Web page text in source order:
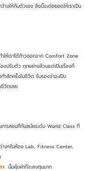
างให้กับตัวเอง สิ่งนี้จะต่อยอดให้เราเป็น
ำให้เราได้ก้าวออกจาก Comfort Zone
องปรับตัว ทุกอย่างล้วนแต่เป็นเรื่องที่
ำสักครั้งในชีวิต รับรองว่าจะเป็น
วิตเลย
ารสอนที่ทันสมัยระดับ World Class ที่
งๆในห้อง Lab, Fitness Center,
า นั้นคุ้มค่าที่จะลงทุนมาก